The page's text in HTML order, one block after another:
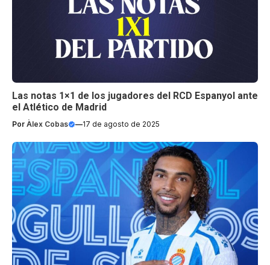
Las notas 1×1 de los jugadores del RCD Espanyol ante
el Atlético de Madrid
Por Àlex Cobas —17 de agosto de 2025